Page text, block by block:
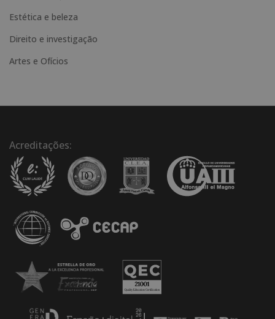
Estética e beleza
Direito e investigação
Artes e Ofícios
Acreditações: